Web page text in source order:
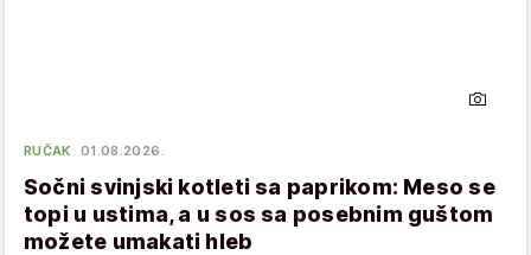
RUČAK 01.08.2026.
Sočni svinjski kotleti sa paprikom: Meso se
topi u ustima, a u sos sa posebnim guštom
možete umakati hleb